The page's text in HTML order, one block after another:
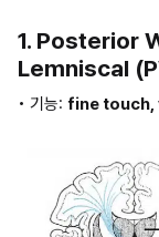
1. Posterior
Lemniscal
• 기능: fine touch,